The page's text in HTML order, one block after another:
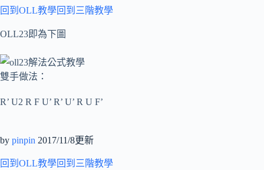
回到OLL教學回到三階教學
OLL23即為下圖
雙手做法：
R’ U2 R F U’ R’ U’ R U F’
by pinpin 2017/11/8更新
回到OLL教學回到三階教學